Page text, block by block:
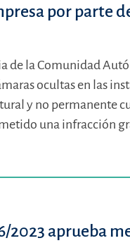
por parte
de la Comunidad
ocultas en las
y no permanente
una infracción
2023 aprueba